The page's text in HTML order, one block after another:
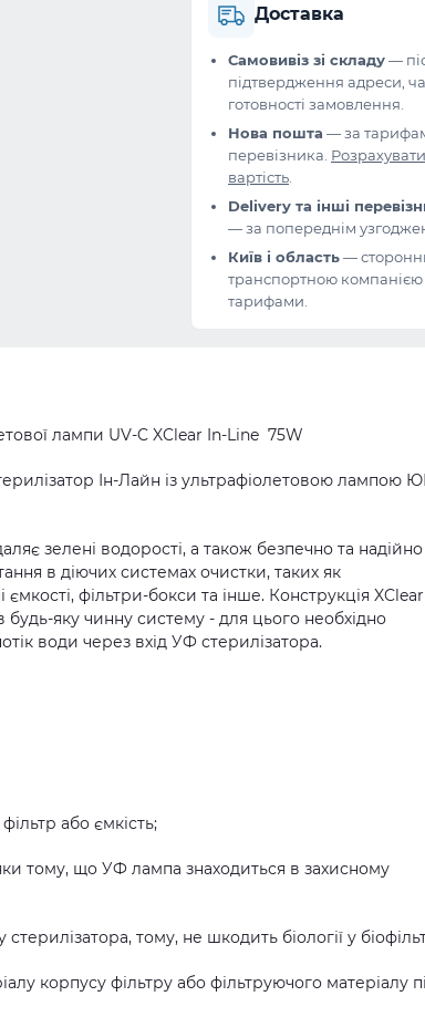
Доставка
Самовивіз зі складу—
підтвердження адреси,
готовності замовлення.
Нова пошта — за
перевізника. Розрахувати
вартість
Delivery та інші
— за попереднім
Київ і область—
транспортною компанією
тарифами.
лампи UV-C XClear In-Line 75W
Ін-Лайн із ультрафіолетовою лампою
зелені водорості, а також безпечно та надійно
в діючих системах очистки, таких як
фільтри-бокси та інше. Конструкція
яку чинну систему - для цього необхідно
води через вхід УФ стерилізатора.
або ємкість;
тому, що УФ лампа знаходиться в захисному
тому, не шкодить біології у
корпусу фільтру або фільтруючого матеріалу